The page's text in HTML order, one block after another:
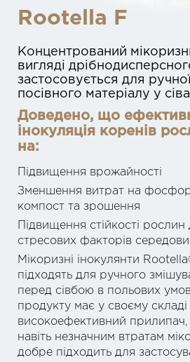
Rootella F
Концентрований
вигляді
застосовується для
посівного матеріалу у
Доведено, що
інокуляція коренів
на:
Підвищення врожайності
Зменшення витрат на
компост та зрошення
Підвищення стійкості
стресових факторів
Мікоризні інокулянти
підходять для ручного
перед сівбою в польових
продукту має у своєму складі
високоефективний прилипач,
навіть незначним втратам
добре підходить для